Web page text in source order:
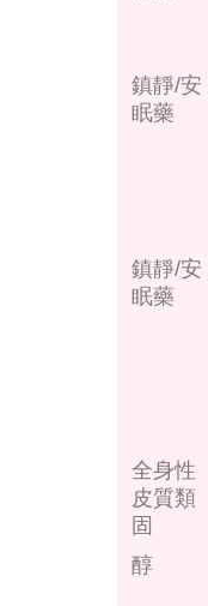
鎮靜/安
眠藥
鎮靜/安
眠藥
全身性
皮質類
固
醇